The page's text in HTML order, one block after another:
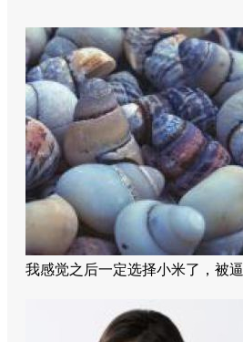
我感觉之后一定选择小米了，被